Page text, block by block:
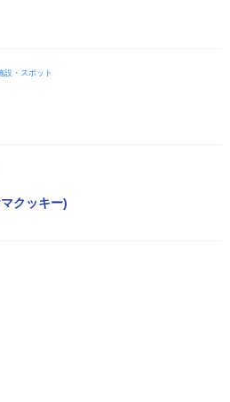
設・スポット
クッキー)